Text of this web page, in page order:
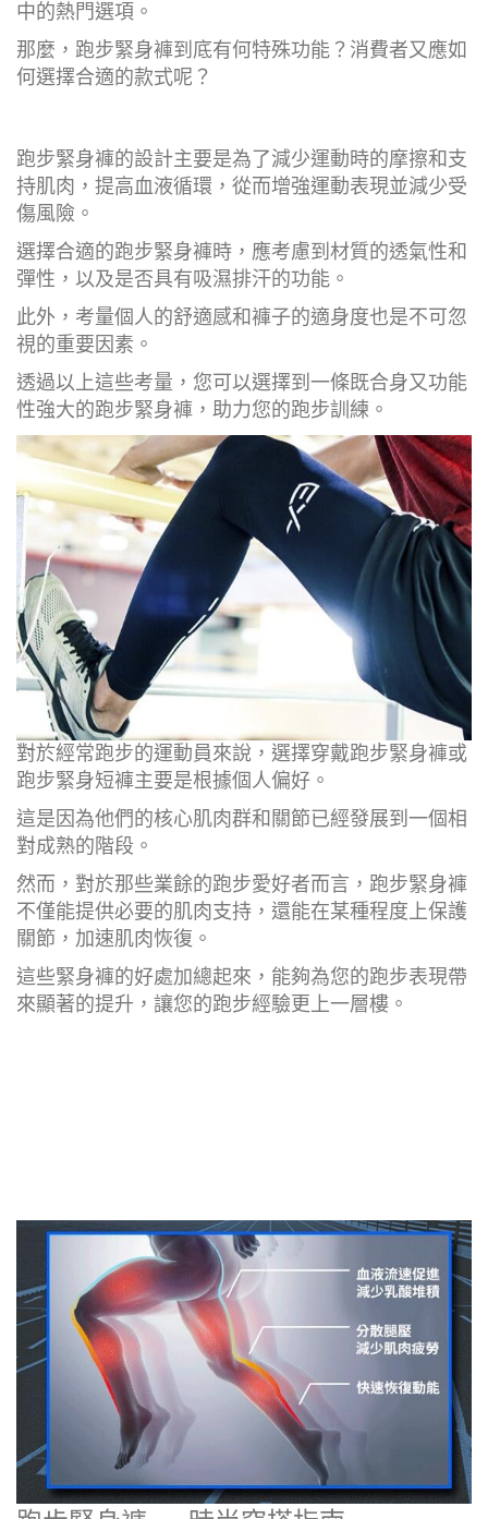
中的熱門選項。
那麼，跑步緊身褲到底有何特殊功能？消費者又應如
何選擇合適的款式呢？
跑步緊身褲的設計主要是為了減少運動時的摩擦和支
持肌肉，提高血液循環，從而增強運動表現並減少受
傷風險。
選擇合適的跑步緊身褲時，應考慮到材質的透氣性和
彈性，以及是否具有吸濕排汗的功能。
此外，考量個人的舒適感和褲子的適身度也是不可忽
視的重要因素。
透過以上這些考量，您可以選擇到一條既合身又功能
性強大的跑步緊身褲，助力您的跑步訓練。
對於經常跑步的運動員來說，選擇穿戴跑步緊身褲或
跑步緊身短褲主要是根據個人偏好。
這是因為他們的核心肌肉群和關節已經發展到一個相
對成熟的階段。
然而，對於那些業餘的跑步愛好者而言，跑步緊身褲
不僅能提供必要的肌肉支持，還能在某種程度上保護
關節，加速肌肉恢復。
這些緊身褲的好處加總起來，能夠為您的跑步表現帶
來顯著的提升，讓您的跑步經驗更上一層樓。